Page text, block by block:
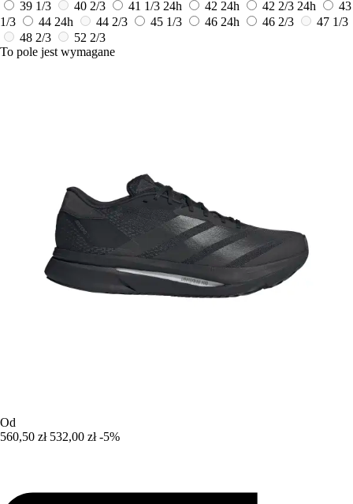
39 1/3
40 2/3 41 1/3 24h 42 24h 42 2/3 24h
43
1/3
44 24h 44 2/3 45 1/3 46 24h 46 2/3
47 1/3
48 2/3
52 2/3
To pole jest wymagane
Od
560,50 zł 532,00 zł -5%